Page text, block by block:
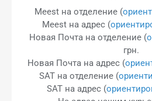
Meest на отделение (
Meest на адрес (
Новая Почта на отделение (
грн.
Новая Почта на адрес (
SAT на отделение (
SAT на адрес (